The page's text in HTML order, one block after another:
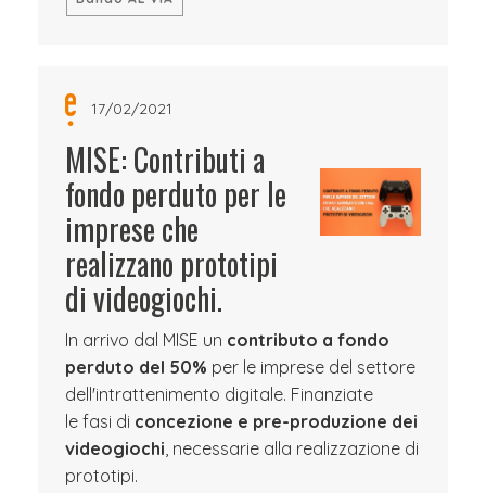
17/02/2021
MISE: Contributi a
fondo perduto per le
imprese che
realizzano prototipi
di videogiochi.
In arrivo dal MISE un contributo a fondo
perduto del 50% per le imprese del settore
dell'intrattenimento digitale. Finanziate
le fasi di concezione e pre-produzione dei
videogiochi, necessarie alla realizzazione di
prototipi.